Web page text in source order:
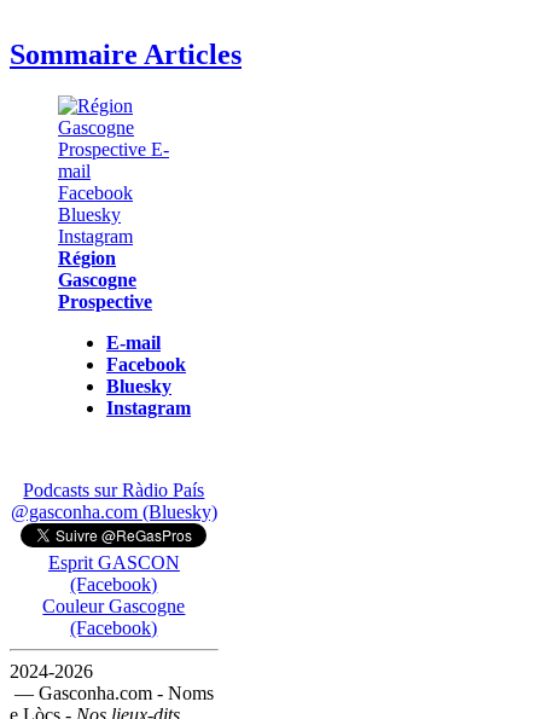
Sommaire Articles
Région
Gascogne
Prospective
E-mail
Facebook
Bluesky
Instagram
Podcasts sur Ràdio País
@gasconha.com (Bluesky)
Esprit GASCON
(Facebook)
Couleur Gascogne
(Facebook)
2024-2026
— Gasconha.com - Noms